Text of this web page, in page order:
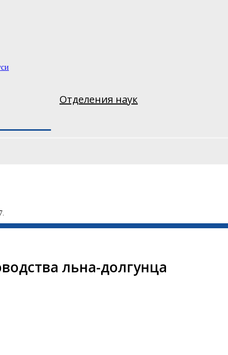
Отделения наук
льна-долгунца